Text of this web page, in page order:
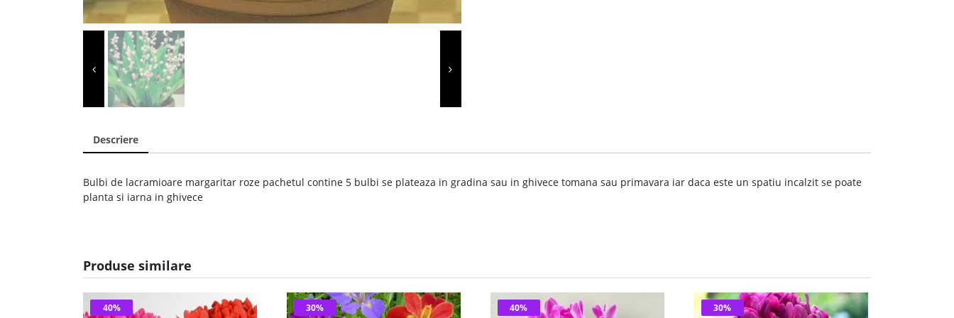
Descriere
Bulbi de lacramioare margaritar roze pachetul contine 5 bulbi se plateaza in gradina sau in ghivece tomana sau primavara iar daca este un spatiu incalzit se poate
planta si iarna in ghivece
Produse similare
40% 30% 40% 30%